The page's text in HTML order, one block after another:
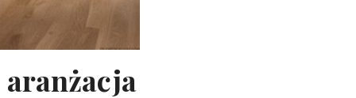
aranżacja